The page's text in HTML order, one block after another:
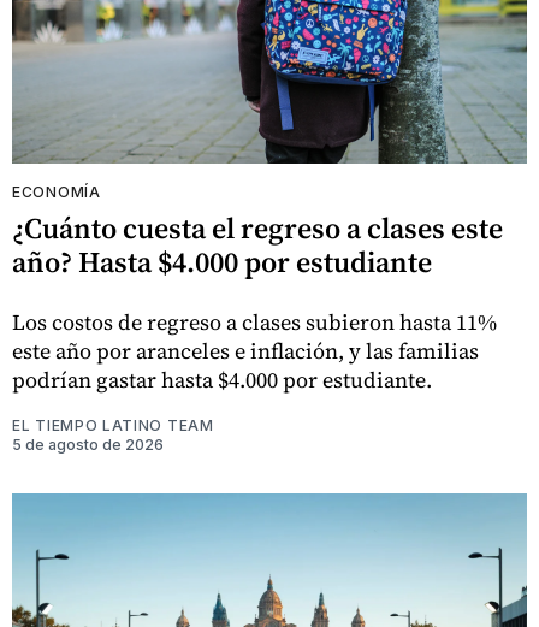
ECONOMÍA
¿Cuánto cuesta el regreso a clases este
año? Hasta $4.000 por estudiante
Los costos de regreso a clases subieron hasta 11%
este año por aranceles e inflación, y las familias
podrían gastar hasta $4.000 por estudiante.
EL TIEMPO LATINO TEAM
5 de agosto de 2026